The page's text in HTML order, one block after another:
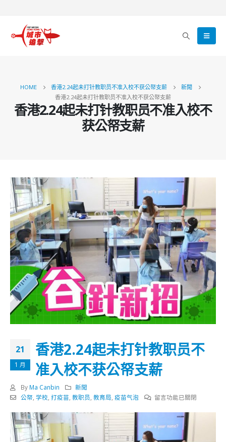
HOME 香港2.24起未打针教职员不准入校不获公帑支薪
新聞
香港2.24起未打针教职员不准入校不获公帑支薪
香港2.24起未打针教职员不准入校不
获公帑支薪
21
1 月
香港2.24起未打针教职员不
准入校不获公帑支薪
By Ma Canbin
新聞
公帑 学校 打疫苗 教职员 教育局 疫苗气泡
在
2.24
起
留言功能已關閉